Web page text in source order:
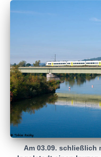
Am 03.09. schließlich